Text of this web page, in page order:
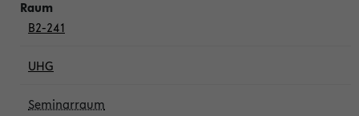
B2-241
UHG
Seminarraum